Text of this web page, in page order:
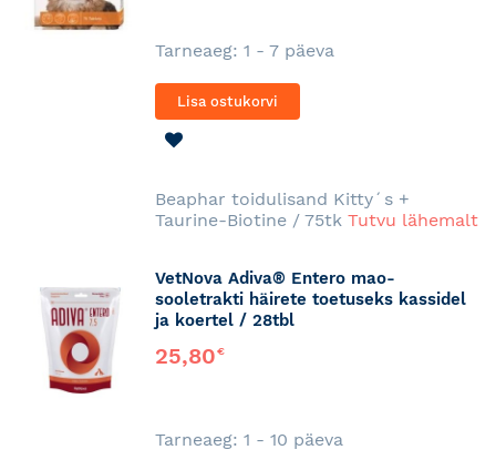
Tarneaeg: 1 - 7 päeva
Lisa ostukorvi
Beaphar toidulisand Kitty´s +
Taurine-Biotine / 75tk Tutvu lähemalt
VetNova Adiva® Entero mao-
sooletrakti häirete toetuseks kassidel
ja koertel / 28tbl
25,80€
Tarneaeg: 1 - 10 päeva